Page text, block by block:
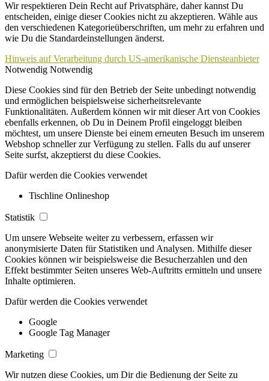
Wir respektieren Dein Recht auf Privatsphäre, daher kannst Du
entscheiden, einige dieser Cookies nicht zu akzeptieren. Wähle aus
den verschiedenen Kategorieüberschriften, um mehr zu erfahren und
wie Du die Standardeinstellungen änderst.
Hinweis auf Verarbeitung durch US-amerikanische Diensteanbieter
Notwendig Notwendig
Diese Cookies sind für den Betrieb der Seite unbedingt notwendig
und ermöglichen beispielsweise sicherheitsrelevante
Funktionalitäten. Außerdem können wir mit dieser Art von Cookies
ebenfalls erkennen, ob Du in Deinem Profil eingeloggt bleiben
möchtest, um unsere Dienste bei einem erneuten Besuch im unserem
Webshop schneller zur Verfügung zu stellen. Falls du auf unserer
Seite surfst, akzeptierst du diese Cookies.
Dafür werden die Cookies verwendet
Tischline Onlineshop
Statistik
Um unsere Webseite weiter zu verbessern, erfassen wir
anonymisierte Daten für Statistiken und Analysen. Mithilfe dieser
Cookies können wir beispielsweise die Besucherzahlen und den
Effekt bestimmter Seiten unseres Web-Auftritts ermitteln und unsere
Inhalte optimieren.
Dafür werden die Cookies verwendet
Google
Google Tag Manager
Marketing
Wir nutzen diese Cookies, um Dir die Bedienung der Seite zu